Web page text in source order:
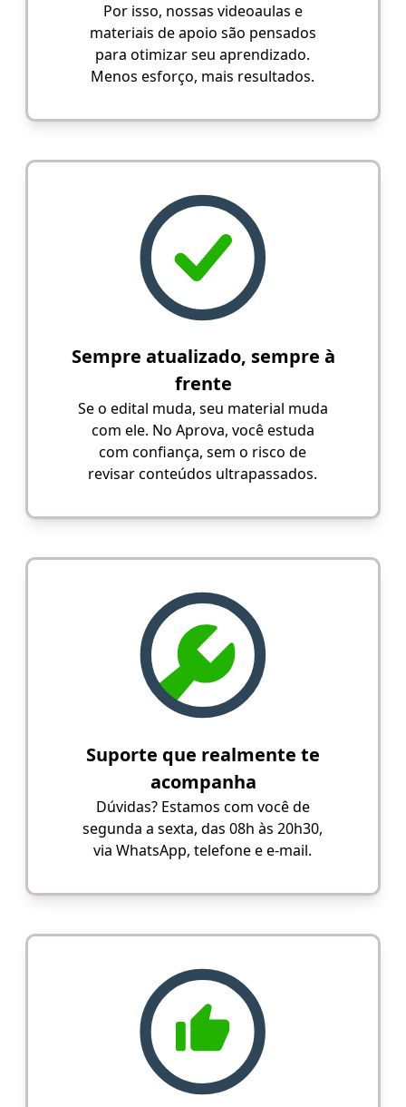
Por isso, nossas videoaulas e
materiais de apoio são pensados
para otimizar seu aprendizado.
Menos esforço, mais resultados.
Sempre atualizado, sempre à
frente
Se o edital muda, seu material muda
com ele. No Aprova, você estuda
com confiança, sem o risco de
revisar conteúdos ultrapassados.
Suporte que realmente te
acompanha
Dúvidas? Estamos com você de
segunda a sexta, das 08h às 20h30,
via WhatsApp, telefone e e-mail.